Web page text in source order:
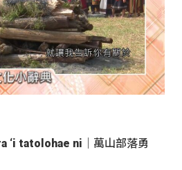
‘i tatolohae ni｜萬山部落勇